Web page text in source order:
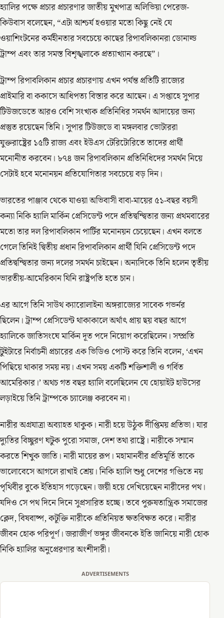
হ্যালির পক্ষে প্রচার প্রচারণার জাতীয় মুখপাত্র অলিভিয়া পেরেজ-
কিউবাস বলেছেন, “এটা আশ্চর্য হওয়ার মতো কিছু নেই যে
ওয়াশিংটনের কর্মহীনতার সবচেয়ে কাছের রিপাবলিকানরা ডোনাল্ড
ট্রাম্প এবং তার সমস্ত বিশৃঙ্খলাকে প্রত্যাখ্যান করছে”।
ট্রাম্প রিপাবলিকান প্রচার প্রচারণায় এখন পর্যন্ত প্রতিটি রাজ্যের
প্রাইমারি বা ককাসে আধিপত্য বিস্তার করে আছেন। এ সপ্তাহে সুপার
টিউজডেতে আরও বেশি সংখ্যক প্রতিনিধির সমর্থন আদায়ের জন্য
প্রস্তুত রয়েছেন তিনি। সুপার টিউজডে বা মঙ্গলবার ভোটাররা
যুক্তরাষ্ট্রের ১৫টি রাজ্য এবং ইউএস টেরিটোরিতে তাদের প্রার্থী
মনোনীত করবেন। ৮৭৪ জন রিপাবলিকান প্রতিনিধিদের সমর্থন নিয়ে
সেটাই হবে মনোনয়ন প্রতিযোগিতার সবচেয়ে বড় দিন।
ভারতের পাঞ্জাব থেকে যাওয়া অভিবাসী বাবা-মায়ের ৫১-বছর বয়সী
কন্যা নিকি হ্যালি মার্কিন প্রেসিডেন্ট পদে প্রতিদ্বন্দ্বিতার জন্য প্রথমবারের
মতো তার দল রিপাবলিকান পার্টির মনোনয়ন চেয়েছেন। এখন বলতে
গেলে তিনিই দ্বিতীয় প্রধান রিপাবলিকান প্রার্থী যিনি প্রেসিডেন্ট পদে
প্রতিদ্বন্দ্বিতার জন্য দলের সমর্থন চাইছেন। অন্যদিকে তিনি হলেন তৃতীয়
ভারতীয়-আমেরিকান যিনি রাষ্ট্রপতি হতে চান।
এর আগে তিনি সাউথ ক্যারোলাইনা অঙ্গরাজ্যের সাবেক গভর্নর
ছিলেন। ট্রাম্প প্রেসিডেন্ট থাকাকালে অর্থাৎ প্রায় ছয় বছর আগে
হ্যালিকে জাতিসংঘে মার্কিন দূত পদে নিয়োগ করেছিলেন। সম্প্রতি
টুইটারে নির্বাচনী প্রচারের এক ভিডিও পোস্ট করে তিনি বলেন, ‘এখন
পিছিয়ে থাকার সময় নয়। এখন সময় একটি শক্তিশালী ও গর্বিত
আমেরিকার।’ অথচ গত বছর হ্যালি বলেছিলেন যে হোয়াইট হাউসের
লড়াইয়ে তিনি ট্রাম্পকে চ্যালেঞ্জ করবেন না।
নারীর অগ্রযাত্রা অব্যাহত থাকুক। নারী হয়ে উঠুক দীপ্তিময় প্রতিভা। যার
দ্যুতির বিচ্ছুরণ ঘটুক পুরো সমাজ, দেশ তথা রাষ্ট্রে। নারীকে সম্মান
করতে শিখুক জাতি। নারী মায়ের রূপ। মহামানবীর প্রতিমূর্তি তাকে
ভালোবেসে আগলে রাখাই শ্রেয়। নিকি হ্যালি শুধু দেশের গণ্ডিতে নয়
পৃথিবীর বুকে ইতিহাস গড়েছেন। জয়ী হয়ে দেখিয়েছেন নারীদের পথ।
যদিও সে পথ দিনে দিনে সুপ্রসারিত হচ্ছে। তবে পুরুষতান্ত্রিক সমাজের
ক্লেদ, বিষবাষ্প, কটূক্তি নারীকে প্রতিনিয়ত ক্ষতবিক্ষত করে। নারীর
জীবন হোক পরিপূর্ণ। জরাজীর্ণ ভঙ্গুর জীবনকে ইতি জানিয়ে নারী হোক
নিকি হ্যালির অনুপ্রেরণার অংশীদারী।
ADVERTISEMENTS